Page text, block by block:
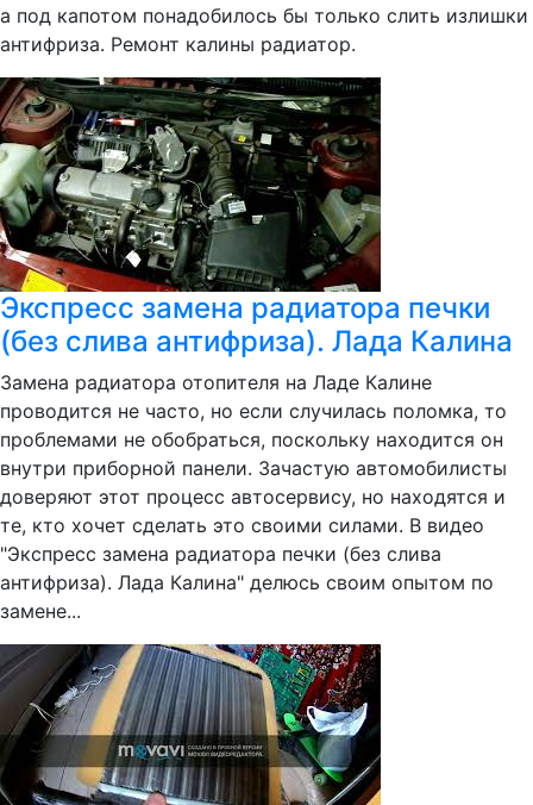
а под капотом понадобилось бы только слить излишки
антифриза. Ремонт калины радиатор.
Экспресс замена радиатора печки
(без слива антифриза). Лада Калина
Замена радиатора отопителя на Ладе Калине
проводится не часто, но если случилась поломка, то
проблемами не обобраться, поскольку находится он
внутри приборной панели. Зачастую автомобилисты
доверяют этот процесс автосервису, но находятся и
те, кто хочет сделать это своими силами. В видео
"Экспресс замена радиатора печки (без слива
антифриза). Лада Калина" делюсь своим опытом по
замене...